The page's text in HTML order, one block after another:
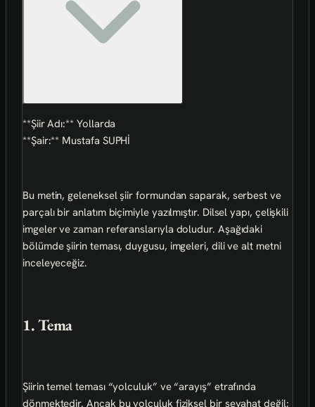
**Şiir Adı:** Yollarda
**Şair:** Mustafa SUPHİ
Bu metin, geleneksel şiir formundan saparak, serbest ve
parçalı bir anlatım biçimiyle yazılmıştır. Dilsel yapı, çelişkili
imgeler ve zaman referanslarıyla doludur. Aşağıdaki
bölümde şiirin teması, duygusu, imgeleri, dili ve alt metni
inceleyeceğiz.
1. Tema
Şiirin temel teması “yolculuk” ve “arayış” etrafında
dönmektedir. Ancak bu yolculuk fiziksel bir seyahat değil;